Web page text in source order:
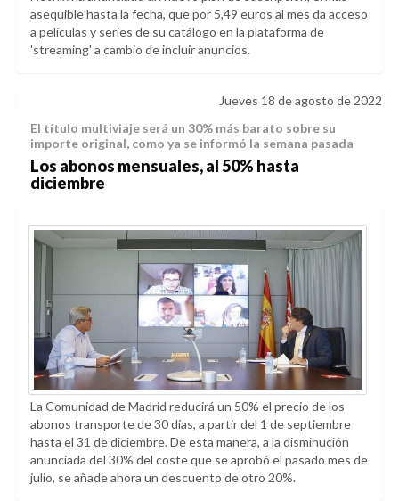
asequible hasta la fecha, que por 5,49 euros al mes da acceso
a películas y series de su catálogo en la plataforma de
'streaming' a cambio de incluir anuncios.
Jueves 18 de agosto de 2022
El título multiviaje será un 30% más barato sobre su
importe original, como ya se informó la semana pasada
Los abonos mensuales, al 50% hasta
diciembre
La Comunidad de Madrid reducirá un 50% el precio de los
abonos transporte de 30 días, a partir del 1 de septiembre
hasta el 31 de diciembre. De esta manera, a la disminución
anunciada del 30% del coste que se aprobó el pasado mes de
julio, se añade ahora un descuento de otro 20%.